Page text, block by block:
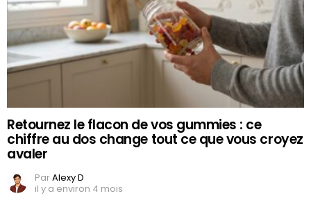
Retournez le flacon de vos gummies : ce
chiffre au dos change tout ce que vous croyez
avaler
ParAlexy D
il y a environ 4 mois